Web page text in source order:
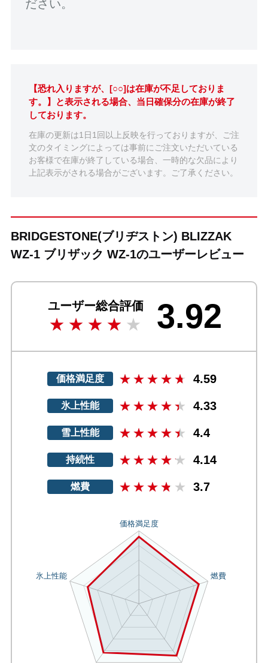
ださい。
【恐れ入りますが、[○○]は在庫が不足しておりま
す。】と表示される場合、当日確保分の在庫が終了
しております。
在庫の更新は1日1回以上反映を行っておりますが、ご注
文のタイミングによっては事前にご注文いただいている
お客様で在庫が終了している場合、一時的な欠品により
上記表示がされる場合がございます。ご了承ください。
BRIDGESTONE(ブリヂストン) BLIZZAK
WZ-1 ブリザック WZ-1のユーザーレビュー
ユーザー総合評価 3.92
価格満足度 4.59
氷上性能 4.33
雪上性能 4.4
持続性 4.14
燃費 3.7